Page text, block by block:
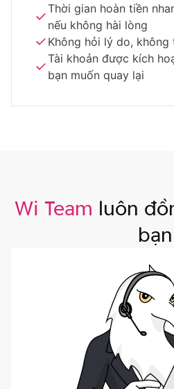
Thời gian hoàn tiền
nếu không hài lòng
Không hỏi lý do,
Tài khoản được kích
bạn muốn quay lại
Wi Team luôn
bạn